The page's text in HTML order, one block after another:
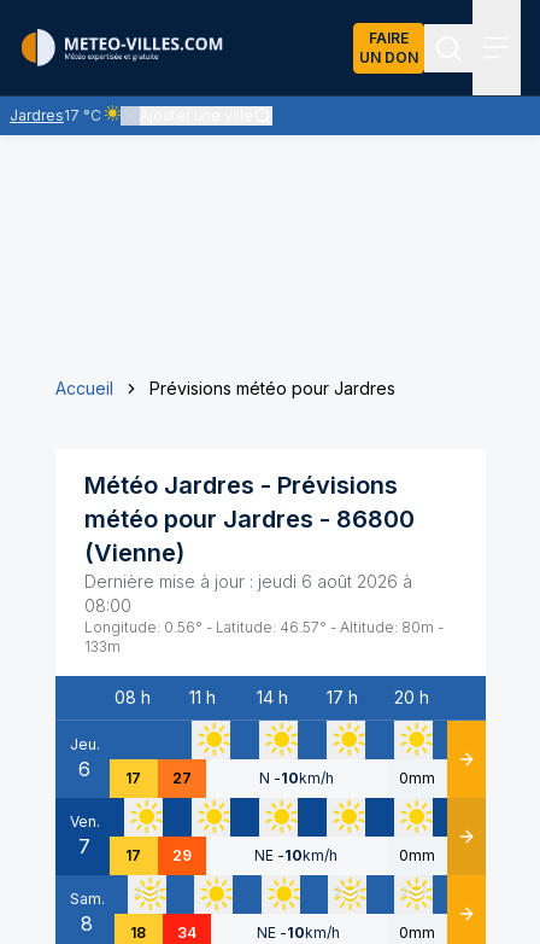
FAIRE
UN DON
Jardres17 °C
Ciel clair - quasiment pas de nuages et un soleil omniprésent
Accueil Prévisions météo pour Jardres
Météo Jardres - Prévisions
météo pour Jardres - 86800
(Vienne)
Dernière mise à jour : jeudi 6 août 2026 à
08:00
Longitude: 0.56° - Latitude: 46.57° - Altitude: 80m -
133m
Date
08 h 11 h 14 h 17 h 20 h
Jeu.
6 17 27 N -10km/h 0mm Détails
Ven.
7 17 29 NE -10km/h 0mm Détails
Sam.
8 18 34 NE -10km/h 0mm Détails